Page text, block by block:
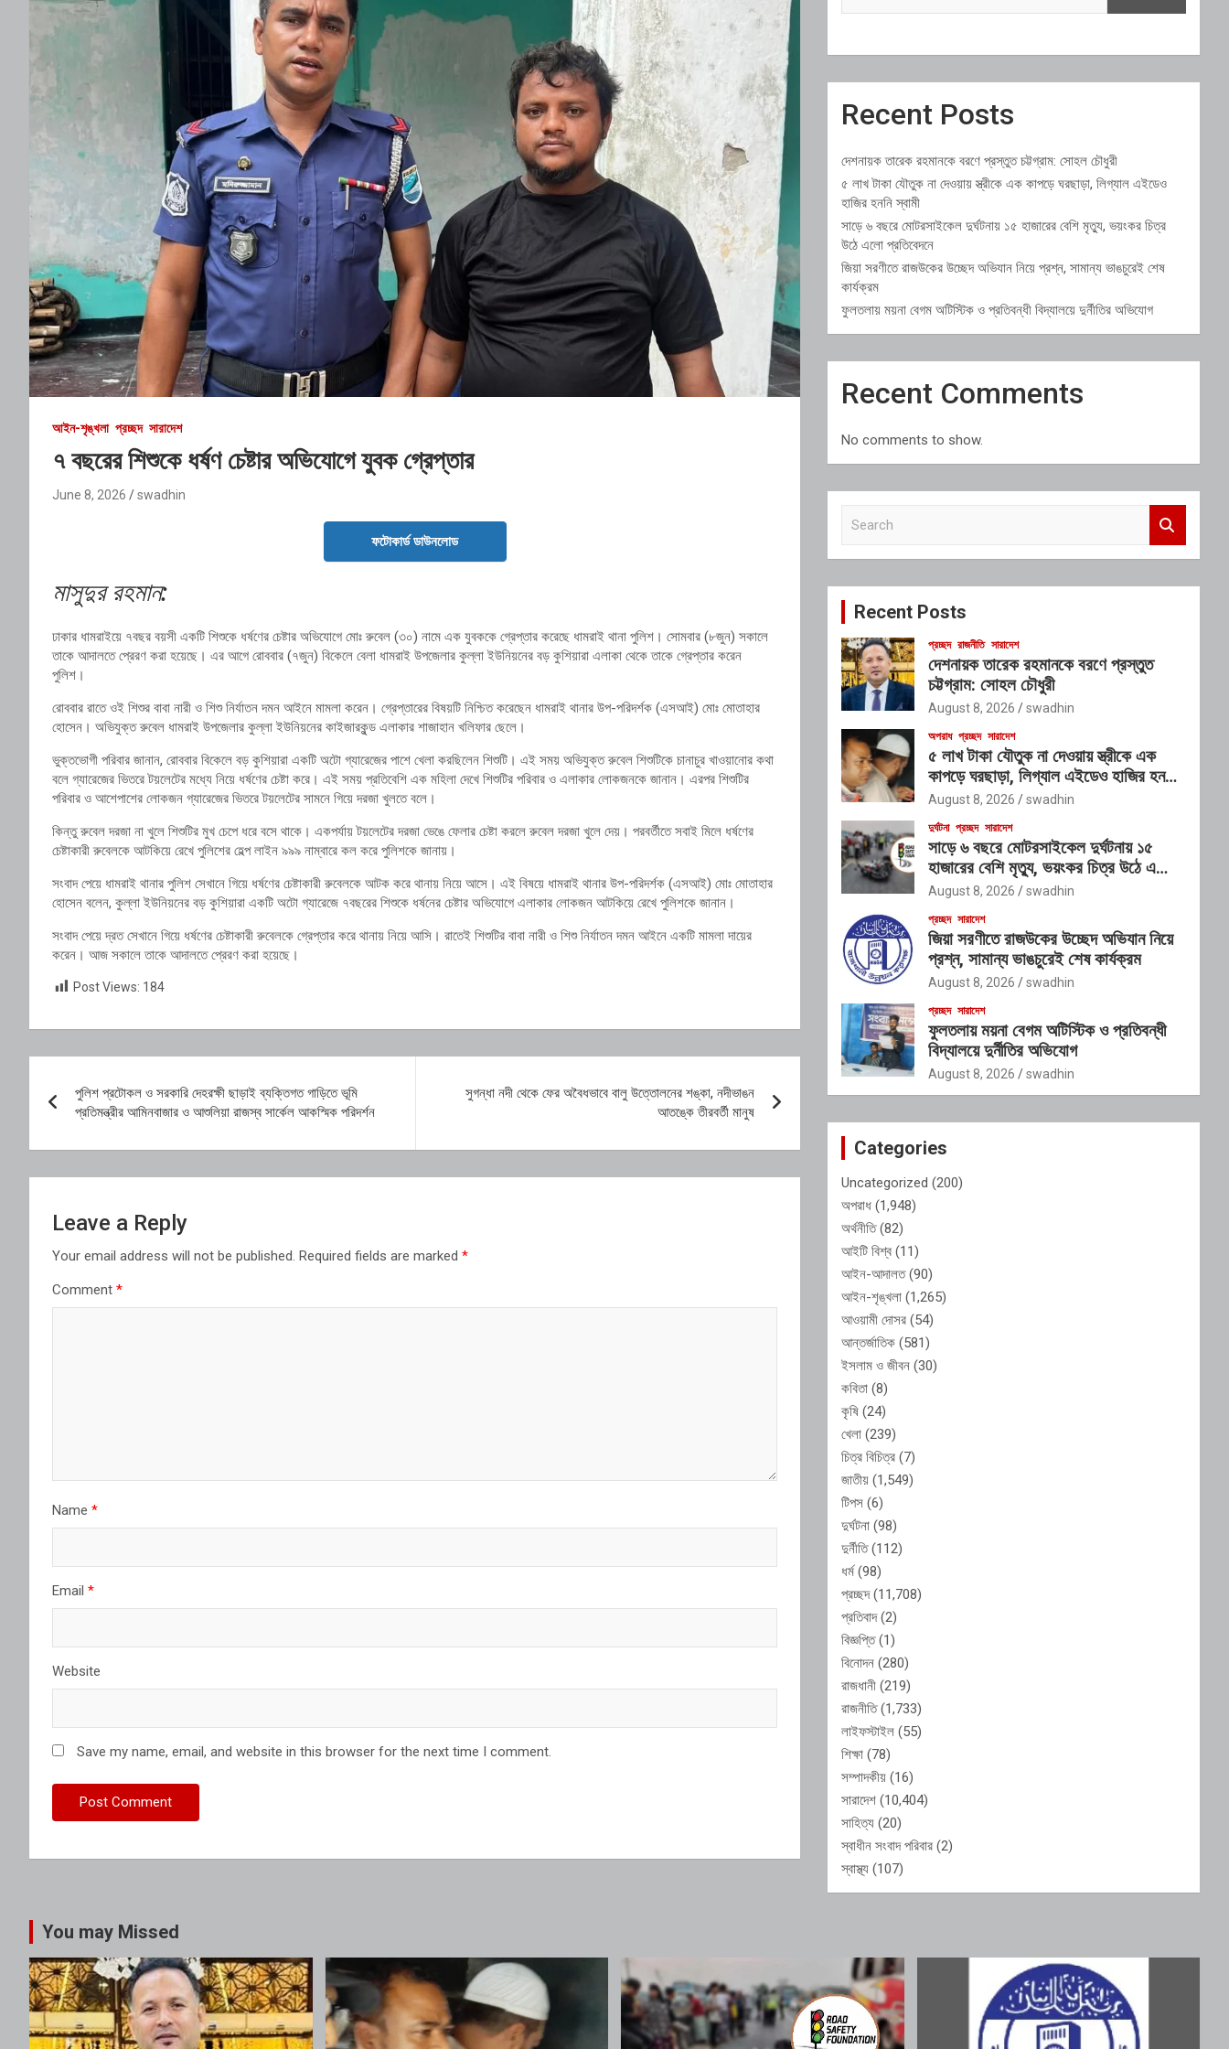
আইন-শৃঙ্খলা প্রচ্ছদ সারাদেশ
৭ বছরের শিশুকে ধর্ষণ চেষ্টার অভিযোগে যুবক গ্রেপ্তার‎‎
June 8, 2026 swadhin
ফটোকার্ড ডাউনলোড
মাসুদুর রহমান:
ঢাকার ধামরাইয়ে ৭বছর বয়সী একটি শিশুকে ধর্ষণের চেষ্টার অভিযোগে মোঃ রুবেল (৩০) নামে এক যুবককে গ্রেপ্তার করেছে ধামরাই থানা পুলিশ। ‎‎সোমবার (৮জুন) সকালে
তাকে আদালতে প্রেরণ করা হয়েছে। এর আগে রোববার (৭জুন) বিকেলে বেলা ধামরাই উপজেলার কুল্লা ইউনিয়নের বড় কুশিয়ারা এলাকা থেকে তাকে গ্রেপ্তার করেন
পুলিশ।
রোববার রাতে ওই শিশুর বাবা নারী ও শিশু নির্যাতন দমন আইনে মামলা করেন। গ্রেপ্তারের বিষয়টি নিশ্চিত করেছেন ধামরাই থানার উপ-পরিদর্শক (এসআই) মোঃ মোতাহার
হোসেন। অভিযুক্ত রুবেল ধামরাই উপজেলার কুল্লা ইউনিয়নের কাইজারকুন্ড এলাকার শাজাহান খলিফার ছেলে। ‎‎
ভুক্তভোগী পরিবার জানান, রোববার বিকেলে বড় কুশিয়ারা একটি অটো গ্যারেজের পাশে খেলা করছিলেন শিশুটি। এই সময় অভিযুক্ত রুবেল শিশুটিকে চানাচুর খাওয়ানোর কথা
বলে গ্যারেজের ভিতরে টয়লেটের মধ্যে নিয়ে ধর্ষণের চেষ্টা করে। এই সময় প্রতিবেশি এক মহিলা দেখে শিশুটির পরিবার ও এলাকার লোকজনকে জানান। এরপর শিশুটির
পরিবার ও আশেপাশের লোকজন গ্যারেজের ভিতরে টয়লেটের সামনে গিয়ে দরজা খুলতে বলে।
কিন্তু রুবেল দরজা না খুলে শিশুটির মুখ চেপে ধরে বসে থাকে। একপর্যায় টয়লেটের দরজা ভেঙে ফেলার চেষ্টা করলে রুবেল দরজা খুলে দেয়। পরবর্তীতে সবাই মিলে ধর্ষণের
চেষ্টাকারী রুবেলকে আটকিয়ে রেখে পুলিশের হেল্প লাইন ৯৯৯ নাম্বারে কল করে পুলিশকে জানায়।
সংবাদ পেয়ে ধামরাই থানার পুলিশ সেখানে গিয়ে ধর্ষণের চেষ্টাকারী রুবেলকে আটক করে থানায় নিয়ে আসে। ‎‎এই বিষয়ে ধামরাই থানার উপ-পরিদর্শক (এসআই) মোঃ মোতাহার
হোসেন বলেন, কুল্লা ইউনিয়নের বড় কুশিয়ারা একটি অটো গ্যারেজে ৭বছরের শিশুকে ধর্ষনের চেষ্টার অভিযোগে এলাকার লোকজন আটকিয়ে রেখে পুলিশকে জানান।
সংবাদ পেয়ে দ্রত সেখানে গিয়ে ধর্ষণের চেষ্টাকারী রুবেলকে গ্রেপ্তার করে থানায় নিয়ে আসি। রাতেই শিশুটির বাবা নারী ও শিশু নির্যাতন দমন আইনে একটি মামলা দায়ের
করেন। আজ সকালে তাকে আদালতে প্রেরণ করা হয়েছে।
Post Views: 184
navigation
পুলিশ প্রটোকল ও সরকারি দেহরক্ষী ছাড়াই ব্যক্তিগত গাড়িতে ভূমি
প্রতিমন্ত্রীর আমিনবাজার ও আশুলিয়া রাজস্ব সার্কেল আকস্মিক পরিদর্শন
সুগন্ধা নদী থেকে ফের অবৈধভাবে বালু উত্তোলনের শঙ্কা, নদীভাঙন
আতঙ্কে তীরবর্তী মানুষ
Leave a Reply
Your email address will not be published. Required fields are marked *
Comment *
Name *
Email *
Website
Save my name, email, and website in this browser for the next time I comment.
Recent Posts
দেশনায়ক তারেক রহমানকে বরণে প্রস্তুত চট্টগ্রাম: সোহল চৌধুরী
৫ লাখ টাকা যৌতুক না দেওয়ায় স্ত্রীকে এক কাপড়ে ঘরছাড়া, লিগ্যাল এইডেও
হাজির হননি স্বামী
সাড়ে ৬ বছরে মোটরসাইকেল দুর্ঘটনায় ১৫ হাজারের বেশি মৃত্যু, ভয়ংকর চিত্র
উঠে এলো প্রতিবেদনে
জিয়া সরণীতে রাজউকের উচ্ছেদ অভিযান নিয়ে প্রশ্ন, সামান্য ভাঙচুরেই শেষ
কার্যক্রম
ফুলতলায় ময়না বেগম অটিস্টিক ও প্রতিবন্ধী বিদ্যালয়ে দুর্নীতির অভিযোগ
Recent Comments
No comments to show.
c
Recent Posts
প্রচ্ছদ রাজনীতি সারাদেশ
দেশনায়ক তারেক রহমানকে বরণে প্রস্তুত
চট্টগ্রাম: সোহল চৌধুরী
August 8, 2026 swadhin
অপরাধ প্রচ্ছদ সারাদেশ
৫ লাখ টাকা যৌতুক না দেওয়ায় স্ত্রীকে এক
কাপড়ে ঘরছাড়া, লিগ্যাল এইডেও হাজির হননি
স্বামী
August 8, 2026 swadhin
দুর্ঘটনা প্রচ্ছদ সারাদেশ
সাড়ে ৬ বছরে মোটরসাইকেল দুর্ঘটনায় ১৫
হাজারের বেশি মৃত্যু, ভয়ংকর চিত্র উঠে এলো
প্রতিবেদনে
August 8, 2026 swadhin
প্রচ্ছদ সারাদেশ
জিয়া সরণীতে রাজউকের উচ্ছেদ অভিযান নিয়ে
প্রশ্ন, সামান্য ভাঙচুরেই শেষ কার্যক্রম
August 8, 2026 swadhin
প্রচ্ছদ সারাদেশ
ফুলতলায় ময়না বেগম অটিস্টিক ও প্রতিবন্ধী
বিদ্যালয়ে দুর্নীতির অভিযোগ
August 8, 2026 swadhin
Categories
Uncategorized (200)
অপরাধ (1,948)
অর্থনীতি(82)
আইটি বিশ্ব (11)
আইন-আদালত(90)
আইন-শৃঙ্খলা (1,265)
আওয়ামী দোসর (54)
আন্তর্জাতিক (581)
ইসলাম ও জীবন (30)
কবিতা (8)
কৃষি (24)
খেলা (239)
চিত্র বিচিত্র (7)
জাতীয় (1,549)
টিপস (6)
দুর্ঘটনা (98)
দুর্নীতি(112)
ধর্ম(98)
প্রচ্ছদ(11,708)
প্রতিবাদ(2)
বিজ্ঞপ্তি(1)
বিনোদন (280)
রাজধানী (219)
রাজনীতি(1,733)
লাইফস্টাইল (55)
শিক্ষা (78)
সম্পাদকীয় (16)
সারাদেশ (10,404)
সাহিত্য (20)
স্বাধীন সংবাদ পরিবার (2)
স্বাস্থ্য (107)
You may Missed